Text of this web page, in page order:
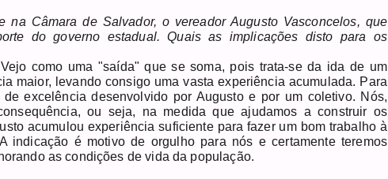
Câmara de Salvador, o vereador Augusto Vasconcelos, que
do governo estadual. Quais as implicações disto para os
como uma "saída" que se soma, pois trata-se da ida de um
maior, levando consigo uma vasta experiência acumulada. Para
excelência desenvolvido por Augusto e por um coletivo. Nós,
ou seja, na medida que ajudamos a construir os
acumulou experiência suficiente para fazer um bom trabalho à
indicação é motivo de orgulho para nós e certamente teremos
as condições de vida da população.